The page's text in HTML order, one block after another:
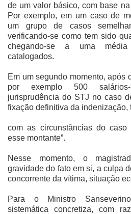
de um valor básico, com base
Por exemplo, em um caso de
um grupo de casos
verificando-se como tem sido
chegando-se a uma
catalogados.
Em um segundo momento, após
por exemplo 500
jurisprudência do STJ no caso
fixação definitiva da indenização,
com as circunstâncias do
esse montante”.
Nesse momento, o
gravidade do fato em si, a culpa
concorrente da vítima, situação
Para o Ministro
sistemática concretiza, com